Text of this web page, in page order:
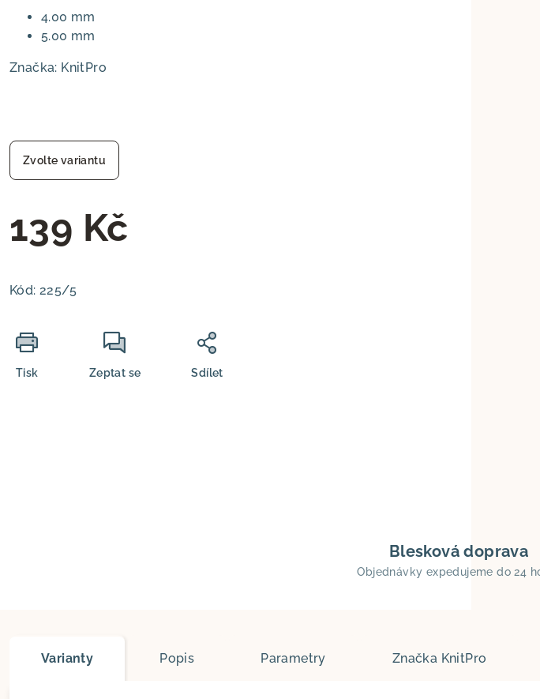
4.00 mm
5.00 mm
Značka: KnitPro
Zvolte variantu
139 Kč
cena:
Kód: 225/5
Tisk Zeptat se Sdílet
Blesková doprava
Objednávky expedujeme do 24
Varianty Popis Parametry Značka KnitPro